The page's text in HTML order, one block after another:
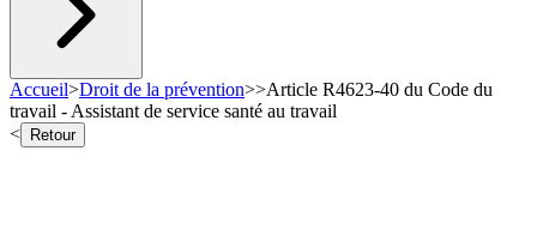
Accueil>Droit de la prévention>>Article R4623-40 du Code du
travail - Assistant de service santé au travail
<
Retour